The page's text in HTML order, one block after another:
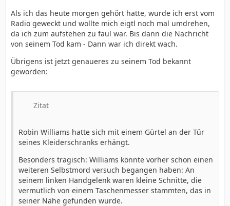
Als ich das heute morgen gehört hatte, wurde ich erst vom
Radio geweckt und wollte mich eigtl noch mal umdrehen,
da ich zum aufstehen zu faul war. Bis dann die Nachricht
von seinem Tod kam - Dann war ich direkt wach.
Übrigens ist jetzt genaueres zu seinem Tod bekannt
geworden:
Zitat
Robin Williams hatte sich mit einem Gürtel an der Tür
seines Kleiderschranks erhängt.
Besonders tragisch: Williams könnte vorher schon einen
weiteren Selbstmord versuch begangen haben: An
seinem linken Handgelenk waren kleine Schnitte, die
vermutlich von einem Taschenmesser stammten, das in
seiner Nähe gefunden wurde.